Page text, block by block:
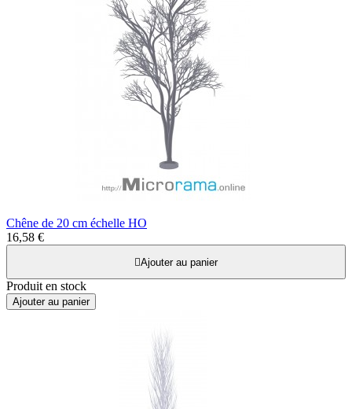
Chêne de 20 cm échelle HO
16,58 €
Ajouter au panier
Produit en stock
Ajouter au panier